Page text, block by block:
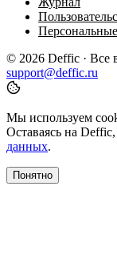
© 2026 Deffic · Все
support@deffic.ru
Мы используем
Оставаясь на
данных.
Понятно